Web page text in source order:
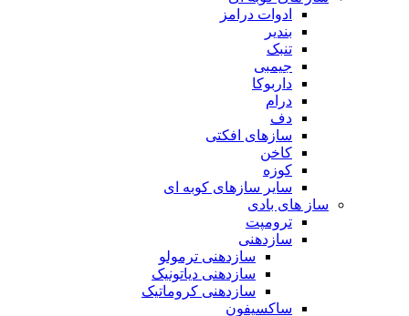
ادوات درامز
بندیر
تنبک
جیمبی
داربوکا
درام
دف
سازهای افکتی
کاخن
کوزه
سایر سازهای کوبه ای
ساز های بادی
ترومپت
سازدهنی
سازدهنی ترمولو
سازدهنی دیاتونیک
سازدهنی کروماتیک
ساکسیفون